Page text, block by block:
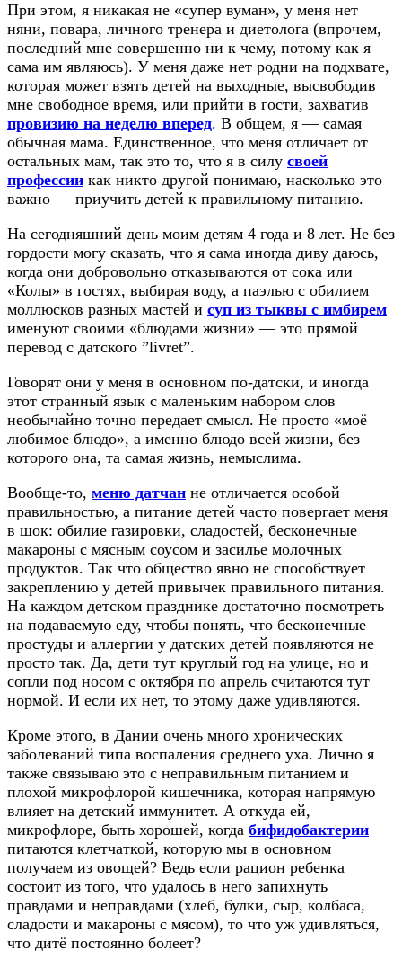
При этом, я никакая не «супер вуман», у меня нет
няни, повара, личного тренера и диетолога (впрочем,
последний мне совершенно ни к чему, потому как я
сама им являюсь). У меня даже нет родни на подхвате,
которая может взять детей на выходные, высвободив
мне свободное время, или прийти в гости, захватив
провизию на неделю вперед. В общем, я — самая
обычная мама. Единственное, что меня отличает от
остальных мам, так это то, что я в силу своей
профессии как никто другой понимаю, насколько это
важно — приучить детей к правильному питанию.
На сегодняшний день моим детям 4 года и 8 лет. Не без
гордости могу сказать, что я сама иногда диву даюсь,
когда они добровольно отказываются от сока или
«Колы» в гостях, выбирая воду, а паэлью с обилием
моллюсков разных мастей и суп из тыквы с имбирем
именуют своими «блюдами жизни» — это прямой
перевод с датского ”livret”.
Говорят они у меня в основном по-датски, и иногда
этот странный язык с маленьким набором слов
необычайно точно передает смысл. Не просто «моё
любимое блюдо», а именно блюдо всей жизни, без
которого она, та самая жизнь, немыслима.
Вообще-то, меню датчан не отличается особой
правильностью, а питание детей часто повергает меня
в шок: обилие газировки, сладостей, бесконечные
макароны с мясным соусом и засилье молочных
продуктов. Так что общество явно не способствует
закреплению у детей привычек правильного питания.
На каждом детском празднике достаточно посмотреть
на подаваемую еду, чтобы понять, что бесконечные
простуды и аллергии у датских детей появляются не
просто так. Да, дети тут круглый год на улице, но и
сопли под носом с октября по апрель считаются тут
нормой. И если их нет, то этому даже удивляются.
Кроме этого, в Дании очень много хронических
заболеваний типа воспаления среднего уха. Лично я
также связываю это с неправильным питанием и
плохой микрофлорой кишечника, которая напрямую
влияет на детский иммунитет. А откуда ей,
микрофлоре, быть хорошей, когда бифидобактерии
питаются клетчаткой, которую мы в основном
получаем из овощей? Ведь если рацион ребенка
состоит из того, что удалось в него запихнуть
правдами и неправдами (хлеб, булки, сыр, колбаса,
сладости и макароны с мясом), то что уж удивляться,
что дитё постоянно болеет?